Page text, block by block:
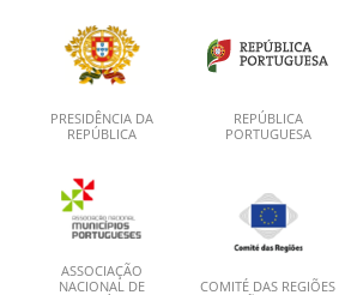
PRESIDÊNCIA DA
REPÚBLICA
REPÚBLICA
PORTUGUESA
ASSOCIAÇÃO
NACIONAL DE
COMITÉ DAS REGIÕES